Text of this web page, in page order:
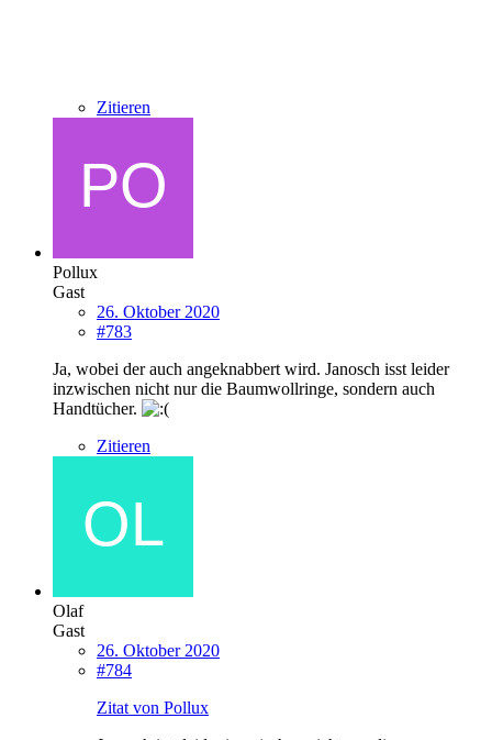
Zitieren
Pollux
Gast
26. Oktober 2020
#783
Ja, wobei der auch angeknabbert wird. Janosch isst leider
inzwischen nicht nur die Baumwollringe, sondern auch
Handtücher.
Zitieren
Olaf
Gast
26. Oktober 2020
#784
Zitat von Pollux